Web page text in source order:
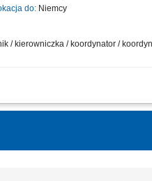
do: Niemcy
/ kierowniczka / koordynator /
Kompleksowe zarządzanie